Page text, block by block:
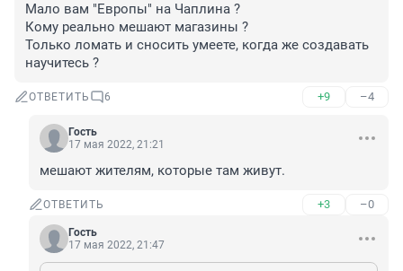
Мало вам "Европы" на Чаплина ?
Кому реально мешают магазины ?
Только ломать и сносить умеете, когда же создавать
научитесь ?
ОТВЕТИТЬ 6 +9 –4
Гость
17 мая 2022, 21:21
мешают жителям, которые там живут.
ОТВЕТИТЬ +3 –0
Гость
17 мая 2022, 21:47